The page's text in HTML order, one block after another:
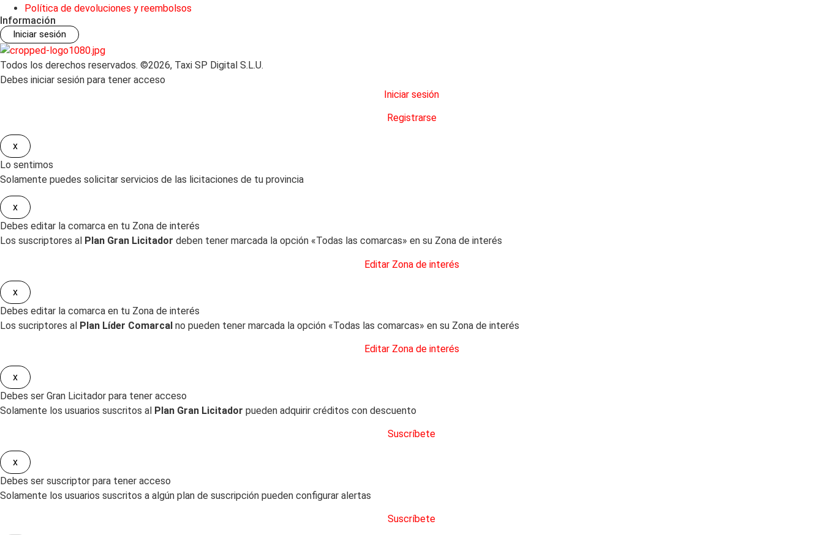
Política de devoluciones y reembolsos
Información
Iniciar sesión
Todos los derechos reservados. ©2026, Taxi SP Digital S.L.U.
Debes iniciar sesión para tener acceso
Iniciar sesión
Registrarse
x
Lo sentimos
Solamente puedes solicitar servicios de las licitaciones de tu provincia
x
Debes editar la comarca en tu Zona de interés
Los suscriptores al Plan Gran Licitador deben tener marcada la opción «Todas las comarcas» en su Zona de interés
Editar Zona de interés
x
Debes editar la comarca en tu Zona de interés
Los sucriptores al Plan Líder Comarcal no pueden tener marcada la opción «Todas las comarcas» en su Zona de interés
Editar Zona de interés
x
Debes ser Gran Licitador para tener acceso
Solamente los usuarios suscritos al Plan Gran Licitador pueden adquirir créditos con descuento
Suscríbete
x
Debes ser suscriptor para tener acceso
Solamente los usuarios suscritos a algún plan de suscripción pueden configurar alertas
Suscríbete